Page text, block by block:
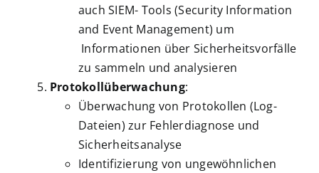
auch SIEM- Tools (Security Information
and Event Management) um
Informationen über Sicherheitsvorfälle
zu sammeln und analysieren
Protokollüberwachung:
Überwachung von Protokollen (Log-
Dateien) zur Fehlerdiagnose und
Sicherheitsanalyse
Identifizierung von ungewöhnlichen